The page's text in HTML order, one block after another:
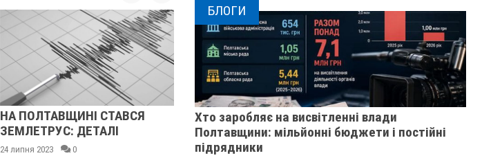
НА ПОЛТАВЩИНІ СТАВСЯ
ЗЕМЛЕТРУС: ДЕТАЛІ
24 липня 2023 0
НА ПОЛТАВЩИНІ ОГОЛОСИЛИ
ШТОРМОВЕ ПОПЕРЕДЖЕННЯ
27 травня 2023
НА ПОЛТАВЩИНІ
ЗАМОРОЗКИ
БЛОГИ
Хто заробляє на висвітленні влади
Полтавщини: мільйонні бюджети і постійні
підрядники